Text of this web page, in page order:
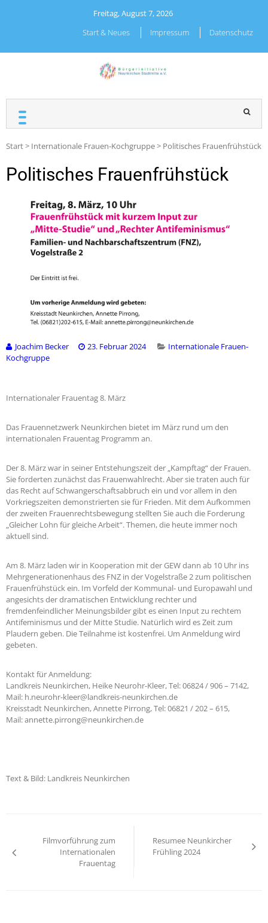
Freitag, August 7, 2026
Start & Neues
Impressum Datenschutz
STADTMITTE E.V.
Start> Internationale Frauen-Kochgruppe> Politisches Frauenfrühstück
Politisches Frauenfrühstück
Joachim Becker 23. Februar 2024
Internationale Frauen-
Kochgruppe
Internationaler Frauentag 8. März
Das Frauennetzwerk Neunkirchen bietet im März rund um den
internationalen Frauentag Programm an.
Der 8. März war in seiner Entstehungszeit der „Kampftag“ der Frauen.
Sie forderten zunächst das Frauenwahlrecht. Aber sie traten auch für
das Recht auf Schwangerschaftsabbruch ein und vor allem in den
Vorkriegszeiten demonstrierten sie für Frieden. Mit dem Aufkommen
der zweiten Frauenrechtsbewegung stellten Sie auch die Forderung
„Gleicher Lohn für gleiche Arbeit“. Themen, die heute immer noch
aktuell sind.
Am 8. März laden wir in Kooperation mit der GEW dann ab 10 Uhr ins
Mehrgenerationenhaus des FNZ in der Vogelstraße 2 zum politischen
Frauenfrühstück ein. Im Vorfeld der Kommunal- und Europawahl und
angesichts der dramatischen Entwicklung rechter und
fremdenfeindlicher Meinungsbilder gibt es einen Input zu rechtem
Antifeminismus und der Mitte Studie. Natürlich wird es Zeit zum
Plaudern geben. Die Teilnahme ist kostenfrei. Um Anmeldung wird
gebeten.
Kontakt für Anmeldung:
Landkreis Neunkirchen, Heike Neurohr-Kleer, Tel: 06824 / 906 – 7142,
Mail: h.neurohr-kleer@landkreis-neunkirchen.de
Kreisstadt Neunkirchen, Annette Pirrong, Tel: 06821 / 202 – 615,
Mail: annette.pirrong@neunkirchen.de
Text & Bild: Landkreis Neunkirchen
Filmvorführung zum
Internationalen
Frauentag
Resumee Neunkircher
Frühling 2024